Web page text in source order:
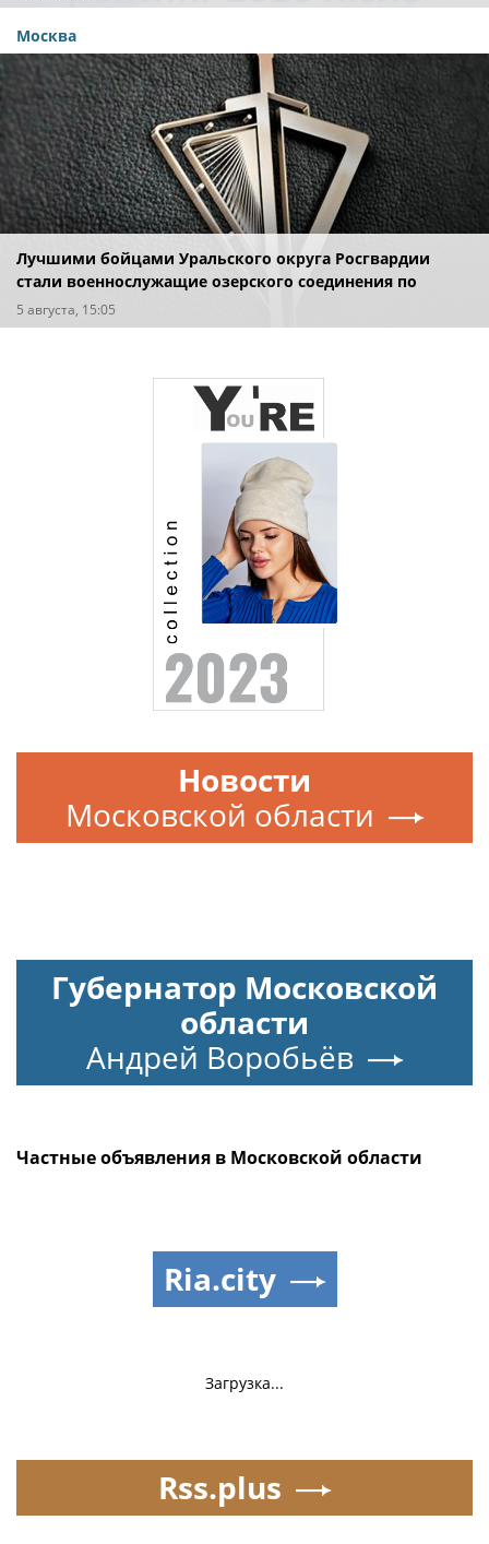
Москва
Лучшими бойцами Уральского округа Росгвардии
стали военнослужащие озерского соединения по
охране важных государственных объектов
5 августа, 15:05
Новости
Московской области
Губернатор Московской
области
Андрей Воробьёв
Частные объявления в Московской области
Загрузка...
Ria.city
Rss.plus